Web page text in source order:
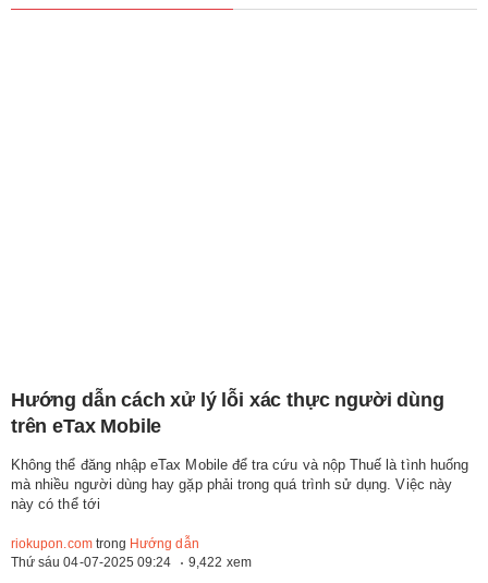
Hướng dẫn cách xử lý lỗi xác thực người dùng
trên eTax Mobile
Không thể đăng nhập eTax Mobile để tra cứu và nộp Thuế là tình huống
mà nhiều người dùng hay gặp phải trong quá trình sử dụng. Việc này
này có thể tới
riokupon.comtrong Hướng dẫn
Thứ sáu 04-07-2025 09:24
9,422 xem